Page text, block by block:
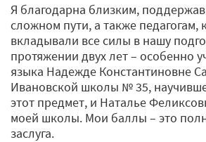
Я благодарна близким,
сложном пути, а также педагогам,
вкладывали все силы в нашу
протяжении двух лет – особенно
языка Надежде Константиновне
Ивановской школы № 35,
этот предмет, и Наталье
моей школы. Мои баллы – это
заслуга.